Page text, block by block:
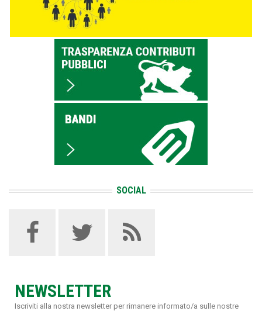
SOCIAL
NEWSLETTER
Iscriviti alla nostra newsletter per rimanere informato/a sulle nostre